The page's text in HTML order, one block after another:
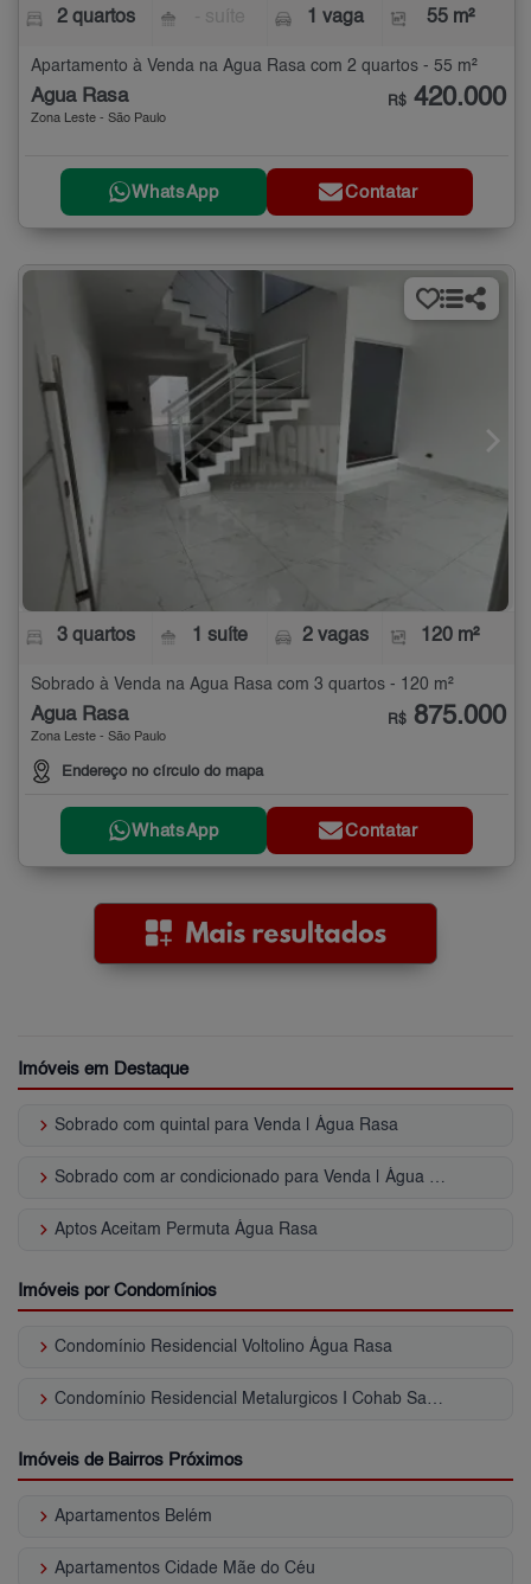
2 quartos 1 vaga 55 m²
Apartamento à Venda na Água Rasa com 2 quartos - 55 m²
Água Rasa
Zona Leste - São Paulo
R$ 420.000
WhatsApp Contatar
3 quartos 1 suíte 2 vagas 120 m²
Sobrado à Venda na Água Rasa com 3 quartos - 120 m²
Água Rasa
Zona Leste - São Paulo
Endereço no círculo do mapa
R$ 875.000
WhatsApp Contatar
Imóveis em Destaque
keyboard_arrow_right Sobrado com quintal para Venda | Água Rasa
keyboard_arrow_right Sobrado com ar condicionado para Venda | Água Rasa
keyboard_arrow_right Aptos Aceitam Permuta Água Rasa
Imóveis por Condomínios
keyboard_arrow_right Condomínio Residencial Voltolino Água Rasa
keyboard_arrow_right Condomínio Residencial Metalurgicos I Cohab Santa Etelvina II
Imóveis de Bairros Próximos
keyboard_arrow_right Apartamentos Belém
keyboard_arrow_right Apartamentos Cidade Mãe do Céu